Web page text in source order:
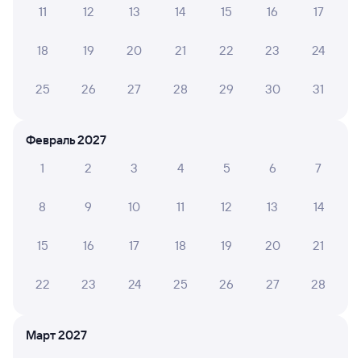
А ещё здесь можно найти
Обратные билеты из Каргата в Приютово
Отели
11 12 13 14 15 16 17
18 19 20 21 22 23 24
25 26 27 28 29 30 31
Февраль 2027
1
2 3 4 5 6 7
8 9 10 11 12 13 14
15 16 17 18 19 20 21
22 23 24 25 26 27 28
Март 2027